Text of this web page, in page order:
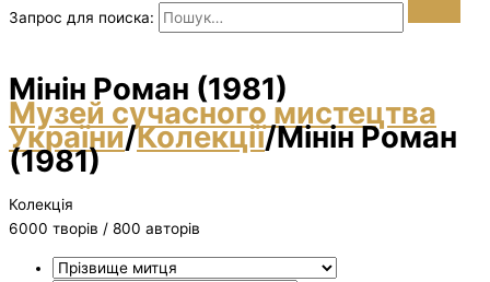
Запрос для поиска:
Мінін Роман (1981)
Музей сучасного мистецтва
України/Колекції/Мінін Роман
(1981)
Колекція
6000 творiв / 800 авторів